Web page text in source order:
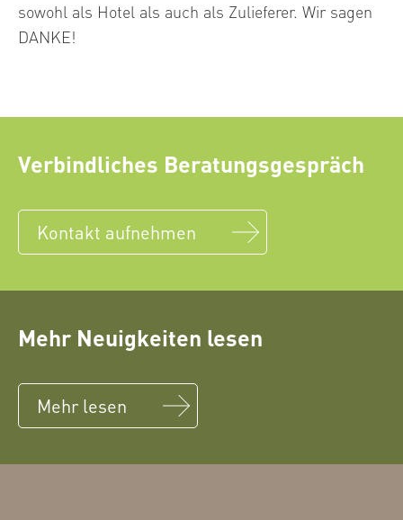
sowohl als Hotel als auch als Zulieferer. Wir sagen
DANKE!
Verbindliches Beratungsgespräch
Kontakt aufnehmen
Mehr Neuigkeiten lesen
Mehr lesen